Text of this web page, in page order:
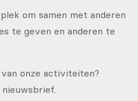
om samen met anderen
te geven en anderen te
onze activiteiten?